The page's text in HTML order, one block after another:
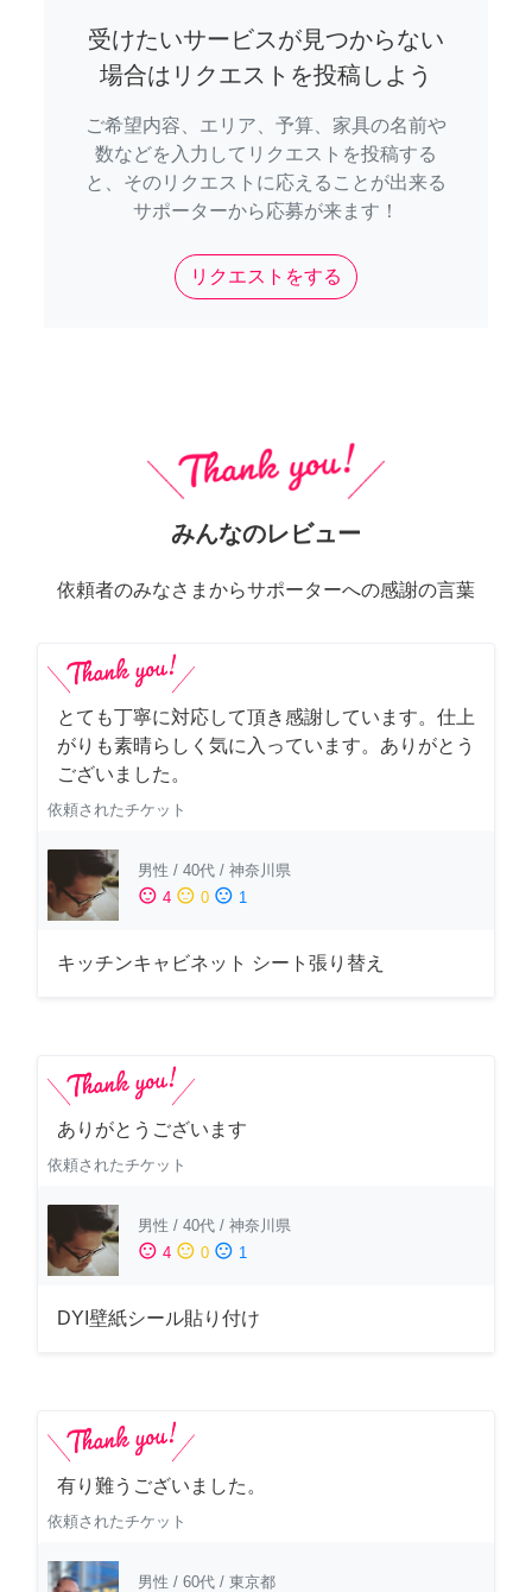
受けたいサービスが見つからない
場合はリクエストを投稿しよう
ご希望内容、エリア、予算、家具の名前や
数などを入力してリクエストを投稿する
と、そのリクエストに応えることが出来る
サポーターから応募が来ます！
リクエストをする
みんなのレビュー
依頼者のみなさまからサポーターへの感謝の言葉
とても丁寧に対応して頂き感謝しています。仕上
がりも素晴らしく気に入っています。ありがとう
ございました。
依頼されたチケット
男性 / 40代 / 神奈川県
sentiment_satisfied 4 sentiment_neutral 0 sentiment_dissatisfied 1
キッチンキャビネット シート張り替え
ありがとうございます
依頼されたチケット
男性 / 40代 / 神奈川県
sentiment_satisfied 4 sentiment_neutral 0 sentiment_dissatisfied 1
DYI壁紙シール貼り付け
有り難うございました。
依頼されたチケット
男性 / 60代 / 東京都